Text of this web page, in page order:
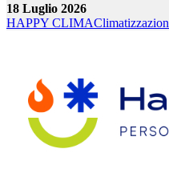
18 Luglio 2026
HAPPY CLIMA